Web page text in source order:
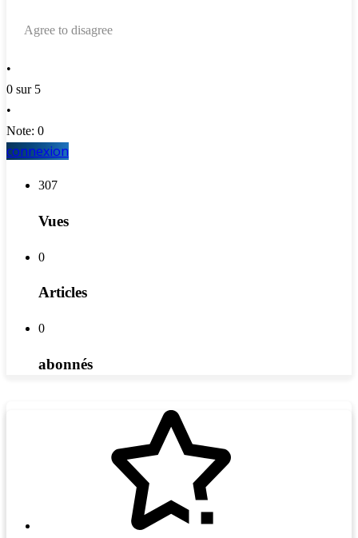
Agree to disagree
•
0 sur 5
•
Note: 0
connexion
307
Vues
0
Articles
0
abonnés